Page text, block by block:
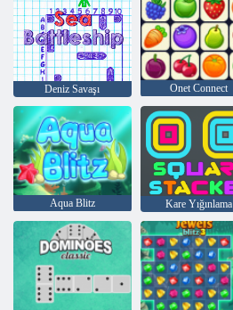
Deniz Savaşı Onet Connect
Aqua Blitz Kare Yığınlama